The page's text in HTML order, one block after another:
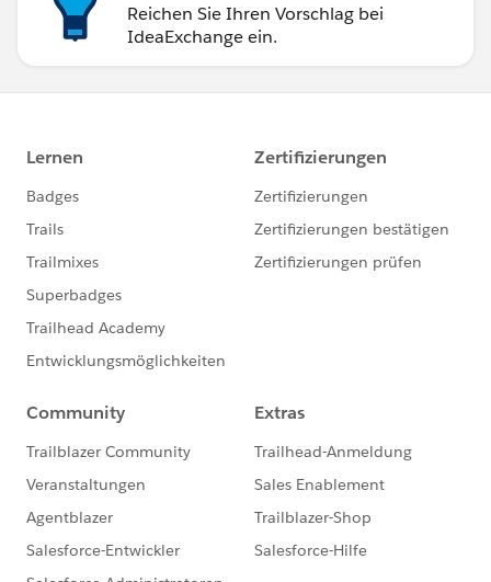
Reichen Sie Ihren Vorschlag bei
IdeaExchange ein.